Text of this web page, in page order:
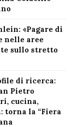
«Pagare di
nelle aree
sullo stretto
di ricerca:
Pietro
cucina,
torna la “Fiera